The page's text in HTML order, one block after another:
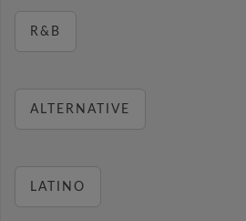
R&B
ALTERNATIVE
LATINO